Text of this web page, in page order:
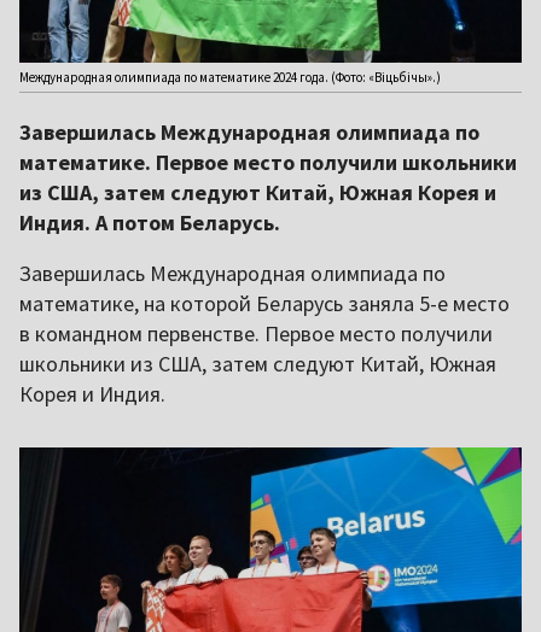
Международная олимпиада по математике 2024 года. (Фото: «Віцьбічы».)
Завершилась Международная олимпиада по
математике. Первое место получили школьники
из США, затем следуют Китай, Южная Корея и
Индия. А потом Беларусь.
Завершилась Международная олимпиада по
математике, на которой Беларусь заняла 5-е место
в командном первенстве. Первое место получили
школьники из США, затем следуют Китай, Южная
Корея и Индия.